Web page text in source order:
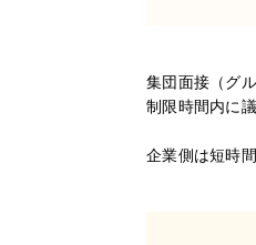
集団面接（グ
制限時間内に
企業側は短時